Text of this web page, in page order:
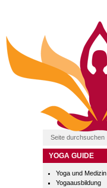
YOGA GUIDE
Yoga und Medizin
Yogaausbildung